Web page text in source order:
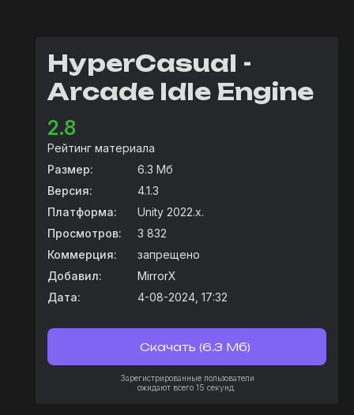
HyperCasual -
Arcade Idle Engine
2.8
Рейтинг материала
Размер:
6.3 Мб
Версия:
4.1.3
Платформа:
Unity 2022.x.
Просмотров:
3 832
Коммерция:
запрещено
Добавил:
MirrorX
Дата:
4-08-2024, 17:32
Скачать (6.3 Мб)
Зарегистрированные пользователи
ожидают всего 15 секунд.